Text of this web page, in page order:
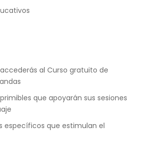
accederás al Curso gratuito de
que apoyarán sus sesiones
específicos que estimulan el